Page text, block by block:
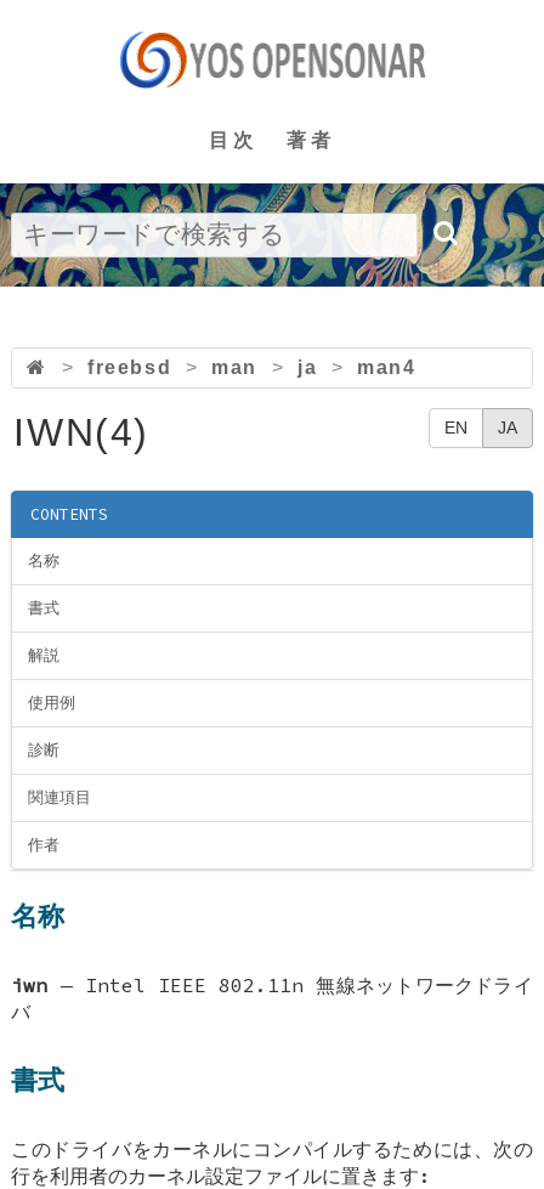
目次 著者
> freebsd > man > ja > man4
EN JA
IWN(4)
CONTENTS
名称
書式
解説
使用例
診断
関連項目
作者
名称
iwn — Intel IEEE 802.11n 無線ネットワークドライ
バ
書式
このドライバをカーネルにコンパイルするためには、次の
行を利用者のカーネル設定ファイルに置きます: